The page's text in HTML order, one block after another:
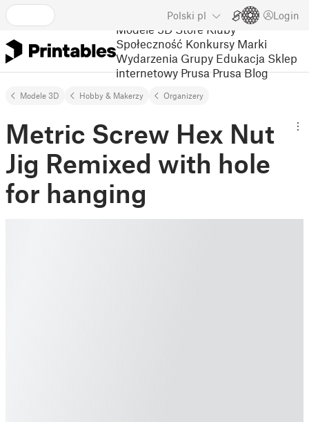
Polski pl Login
Modele 3D Store Kluby
Społeczność Konkursy Marki
Wydarzenia Grupy Edukacja Sklep
internetowy Prusa Prusa Blog
Modele 3D Hobby & Makerzy Organizery
Metric Screw Hex Nut
Jig Remixed with hole
for hanging